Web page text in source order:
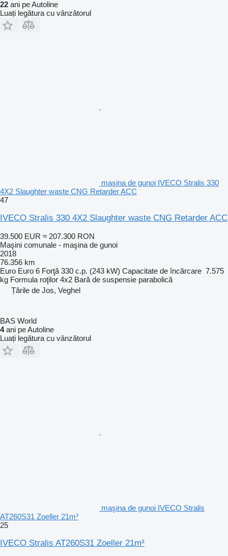
22 ani pe Autoline
Luați legătura cu vânzătorul
maşina de gunoi IVECO Stralis 330
4X2 Slaughter waste CNG Retarder ACC
47
IVECO Stralis 330 4X2 Slaughter waste CNG Retarder ACC
39.500 EUR ≈ 207.300 RON
Maşini comunale - maşina de gunoi
2018
76.356 km
Euro Euro 6 Forţă 330 c.p. (243 kW) Capacitate de încărcare 7.575
kg Formula roţilor 4x2 Bară de suspensie parabolică
Țările de Jos, Veghel
BAS World
4ani pe Autoline
Luați legătura cu vânzătorul
maşina de gunoi IVECO Stralis
AT260S31 Zoeller 21m³
25
IVECO Stralis AT260S31 Zoeller 21m³